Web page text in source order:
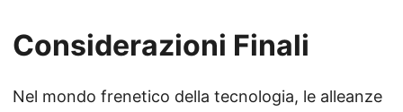
Considerazioni Finali
Nel mondo frenetico della tecnologia, le alleanze